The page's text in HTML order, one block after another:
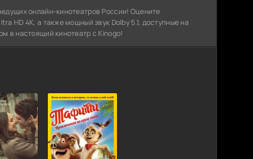
онлайн-кинотеатров России! Оцените
HD 4K, а также мощный звук Dolby 5.1, доступные на
в настоящий кинотеатр с Kinogo!